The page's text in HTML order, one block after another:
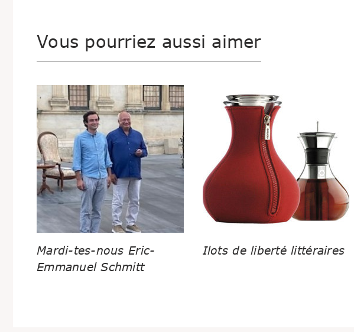
Vous pourriez aussi aimer
Mardi-tes-nous Eric-
Emmanuel Schmitt
Ilots de liberté littéraires